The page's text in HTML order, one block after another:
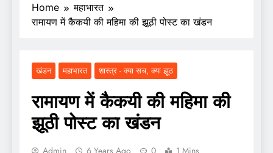
Home
महाभारत
रामायण में कैकयी की महिमा की झूठी पोस्ट का खंडन
खंडन महाभारत शास्त्र - क्या सच, क्या झूठ
रामायण में कैकयी की महिमा की
झूठी पोस्ट का खंडन
Admin 6 Years Ago 0 1 Mins